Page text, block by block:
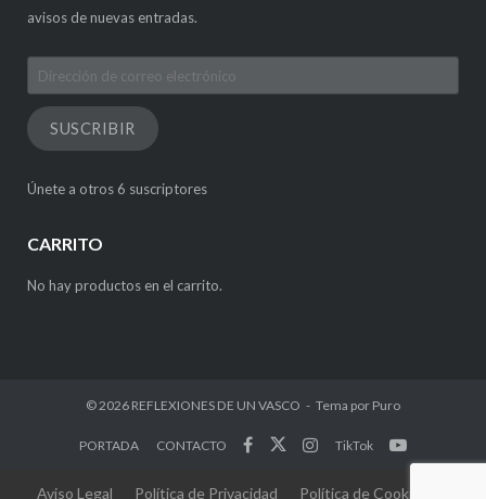
avisos de nuevas entradas.
Dirección
de
correo
electrónico
SUSCRIBIR
Únete a otros 6 suscriptores
CARRITO
No hay productos en el carrito.
© 2026 REFLEXIONES DE UN VASCO Tema por Puro
PORTADA CONTACTO TikTok
Aviso Legal Política de Privacidad Política de Cookies